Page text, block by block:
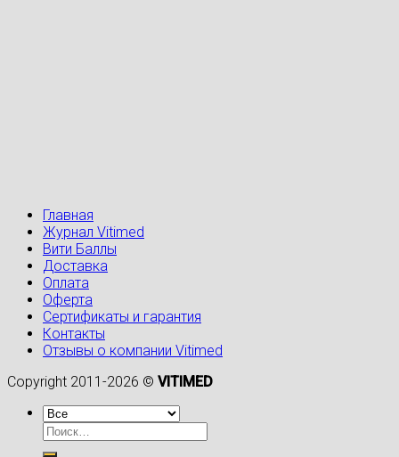
Главная
Журнал Vitimed
Вити Баллы
Доставка
Оплата
Оферта
Сертификаты и гарантия
Контакты
Отзывы о компании Vitimed
Copyright 2011-2026 © VITIMED
Искать: